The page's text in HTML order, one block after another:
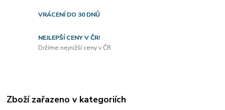
VRÁCENÍ DO 30 DNŮ
NEJLEPŠÍ CENY V ČR!
Držíme nejnižší ceny v ČR
Zboží zařazeno v kategoriích